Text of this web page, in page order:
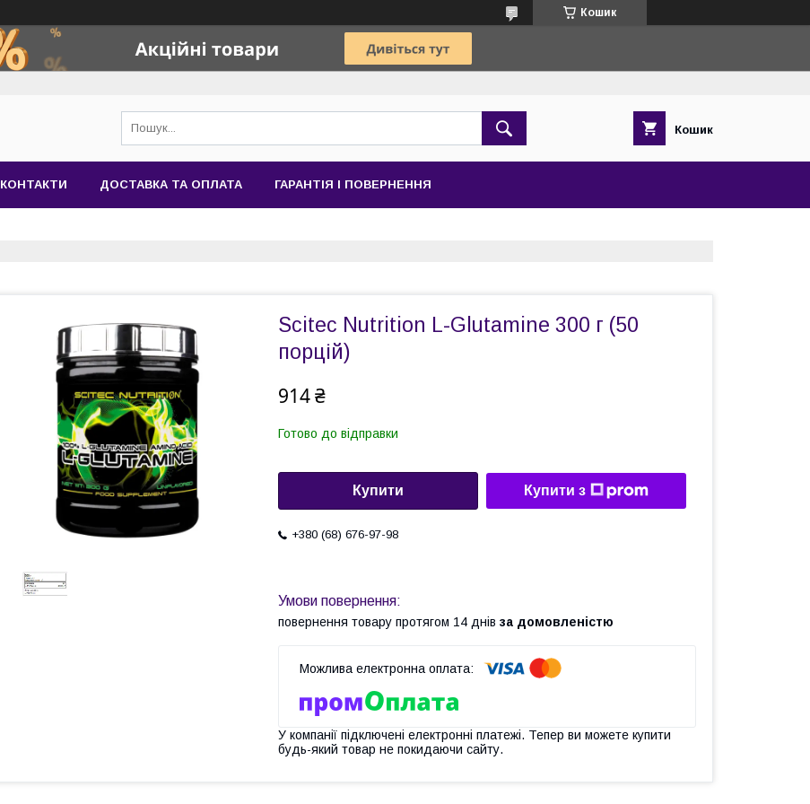
Кошик
Кошик
КОНТАКТИ ДОСТАВКА ТА ОПЛАТА ГАРАНТІЯ І ПОВЕРНЕННЯ
Scitec Nutrition L-Glutamine 300 г (50
порцій)
914 ₴
Готово до відправки
Купити Купити з
+380 (68) 676-97-98
повернення товару протягом 14 днів за домовленістю
У компанії підключені електронні платежі. Тепер ви можете купити
будь-який товар не покидаючи сайту.